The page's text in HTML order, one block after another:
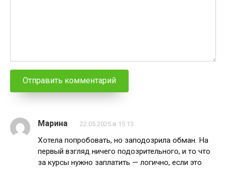
Марина 22.05.2025 в 15:13
Хотела попробовать, но заподозрила обман. На
первый взгляд ничего подозрительного, и то что
за курсы нужно заплатить — логично, если это